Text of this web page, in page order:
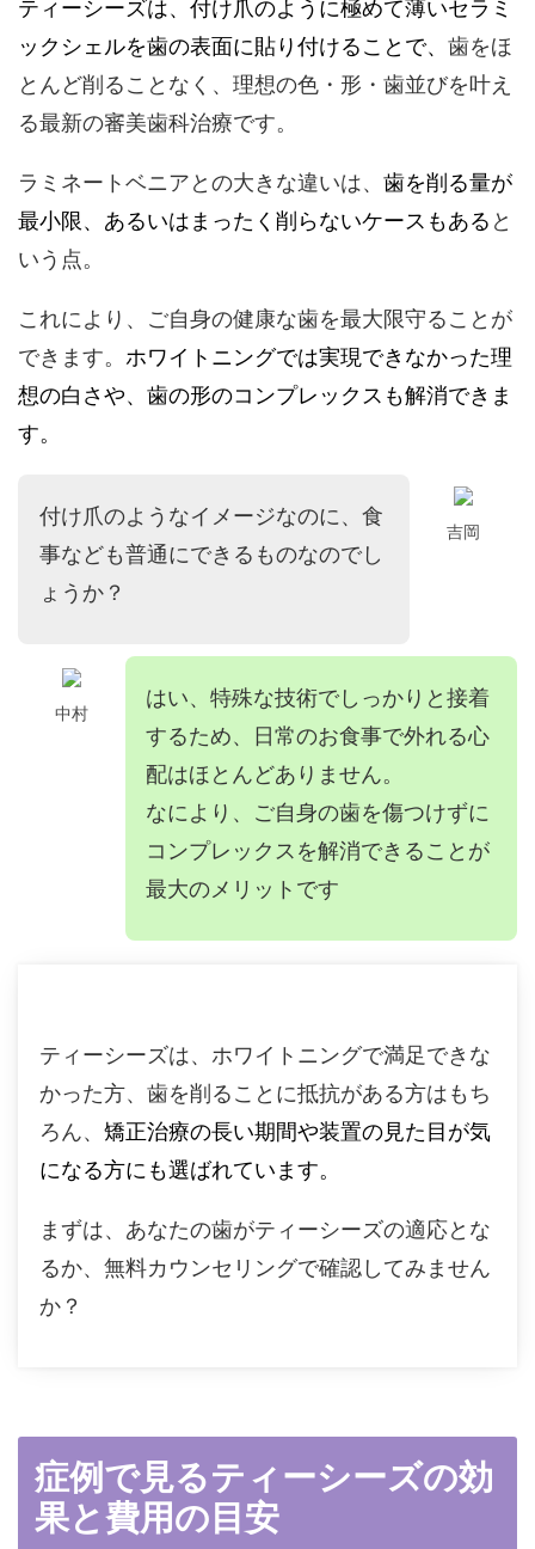
ティーシーズは、付け爪のように極めて薄いセラミ
ックシェルを歯の表面に貼り付けることで、 歯をほ
とんど削ることなく、理想の色・形・歯並びを叶え
る最新の審美歯科治療です。
ラミネートベニアとの大きな違いは、 歯を削る量が
最小限、あるいはまったく削らないケースもある と
いう点。
これにより、ご自身の健康な歯を最大限守ることが
できます。 ホワイトニングでは実現できなかった理
想の白さや、歯の形のコンプレックスも解消できま
す。
吉岡
付け爪のようなイメージなのに、食
事なども普通にできるものなのでし
ょうか？
中村
はい、特殊な技術でしっかりと接着
するため、日常のお食事で外れる心
配はほとんどありません。
なにより、ご自身の歯を傷つけずに
コンプレックスを解消できることが
最大のメリットです
ティーシーズは、ホワイトニングで満足できな
かった方、歯を削ることに抵抗がある方はもち
ろん、 矯正治療の長い期間や装置の見た目が気
になる方にも選ばれています。
まずは、あなたの歯がティーシーズの適応とな
るか、無料カウンセリングで確認してみません
か？
症例で見るティーシーズの効
果と費用の目安